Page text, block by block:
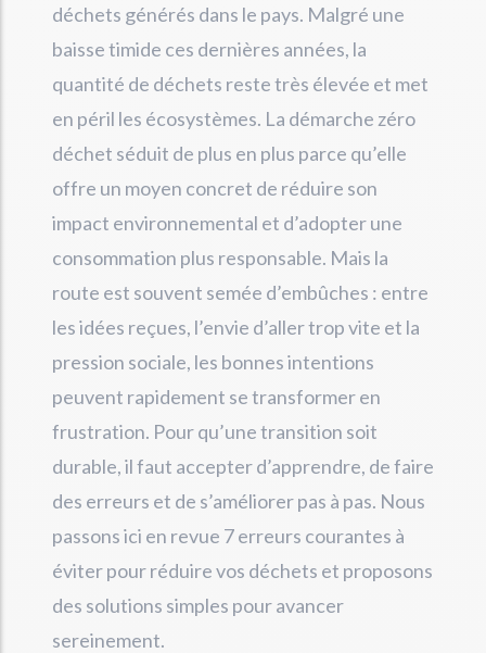
déchets générés dans le pays. Malgré une
baisse timide ces dernières années, la
quantité de déchets reste très élevée et met
en péril les écosystèmes. La démarche zéro
déchet séduit de plus en plus parce qu’elle
offre un moyen concret de réduire son
impact environnemental et d’adopter une
consommation plus responsable. Mais la
route est souvent semée d’embûches : entre
les idées reçues, l’envie d’aller trop vite et la
pression sociale, les bonnes intentions
peuvent rapidement se transformer en
frustration. Pour qu’une transition soit
durable, il faut accepter d’apprendre, de faire
des erreurs et de s’améliorer pas à pas. Nous
passons ici en revue 7 erreurs courantes à
éviter pour réduire vos déchets et proposons
des solutions simples pour avancer
sereinement.